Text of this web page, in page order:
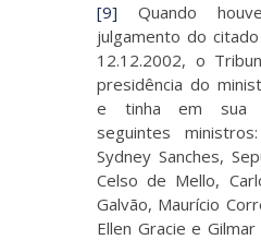
[9] Quando
julgamento do
12.12.2002, o
presidência do
e tinha em sua
seguintes
Sydney Sanches,
Celso de Mello,
Galvão, Maurício
Ellen Gracie e